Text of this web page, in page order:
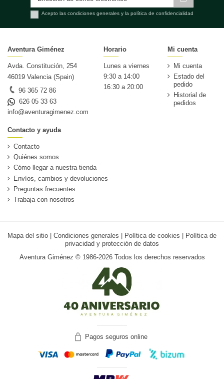
Acepto las condiciones generales y la política de confidencialidad
Aventura Giménez
Avda. Constitución, 254
46019 Valencia (Spain)
96 365 72 86
626 05 33 63
info@aventuragimenez.com
Horario
Lunes a viernes
9:30 a 14:00
16:30 a 20:00
Mi cuenta
Mi cuenta
Estado del
pedido
Historial de
pedidos
Contacto y ayuda
Contacto
Quiénes somos
Cómo llegar a nuestra tienda
Envíos, cambios y devoluciones
Preguntas frecuentes
Trabaja con nosotros
Mapa del sitio Condiciones generales Política de cookies
Política de
privacidad y protección de datos
Aventura Giménez © 1986-2026 Todos los derechos reservados
Pagos seguros online